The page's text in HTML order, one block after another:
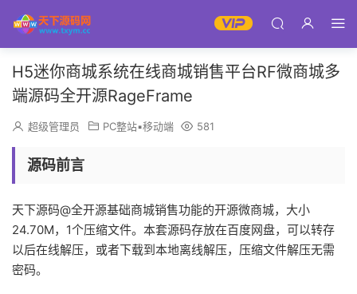
H5迷你商城系统在线商城销售平台RF微商城多
端源码全开源RageFrame
超级管理员 PC整站▪移动端 581
源码前言
天下源码@全开源基础商城销售功能的开源微商城，大小
24.70M，1个压缩文件。本套源码存放在百度网盘，可以转存
以后在线解压，或者下载到本地离线解压，压缩文件解压无需
密码。